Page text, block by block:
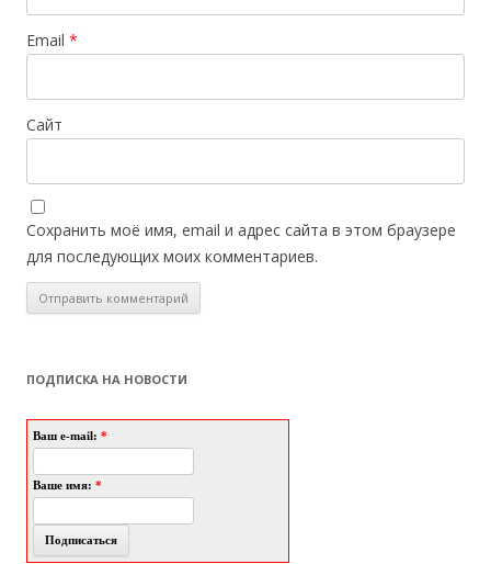
Email *
Сайт
Сохранить моё имя, email и адрес сайта в этом браузере
для последующих моих комментариев.
ПОДПИСКА НА НОВОСТИ
Ваш e-mail: *
Ваше имя: *